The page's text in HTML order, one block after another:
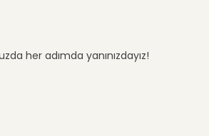
her adımda yanınızdayız!